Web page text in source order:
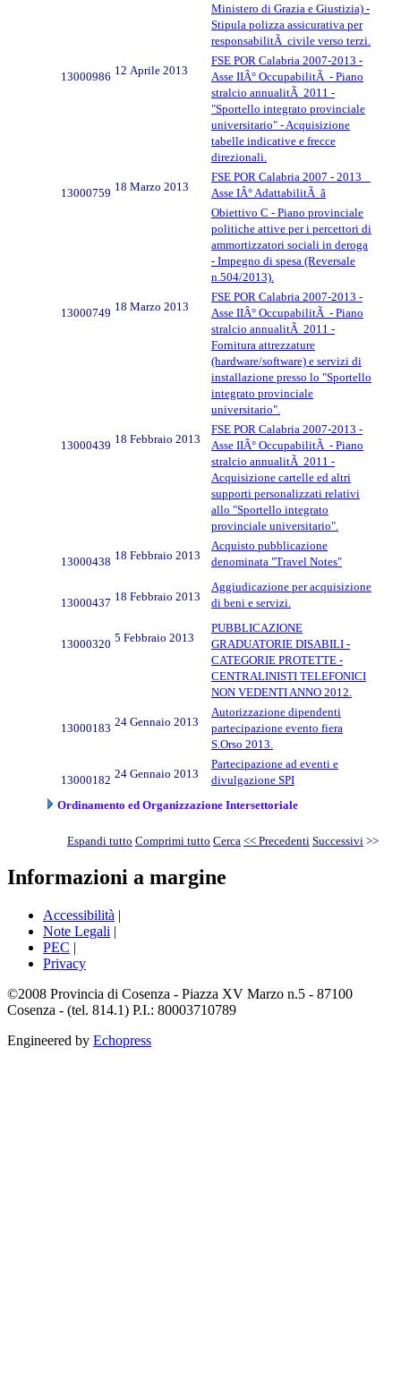
Ministero di Grazia e Giustizia) -
Stipula polizza assicurativa per
responsabilitÃ civile verso terzi.
13000986 12 Aprile 2013
FSE POR Calabria 2007-2013 -
Asse IIÂ° OccupabilitÃ - Piano
stralcio annualitÃ 2011 -
"Sportello integrato provinciale
universitario" - Acquisizione
tabelle indicative e frecce
direzionali.
13000759 18 Marzo 2013
FSE POR Calabria 2007 - 2013 _
Asse IÂ° AdattabilitÃ â
Obiettivo C - Piano provinciale
politiche attive per i percettori di
ammortizzatori sociali in deroga
- Impegno di spesa (Reversale
n.504/2013).
13000749 18 Marzo 2013
FSE POR Calabria 2007-2013 -
Asse IIÂ° OccupabilitÃ - Piano
stralcio annualitÃ 2011 -
Fornitura attrezzature
(hardware/software) e servizi di
installazione presso lo "Sportello
integrato provinciale
universitario".
13000439 18 Febbraio 2013
FSE POR Calabria 2007-2013 -
Asse IIÂ° OccupabilitÃ - Piano
stralcio annualitÃ 2011 -
Acquisizione cartelle ed altri
supporti personalizzati relativi
allo "Sportello integrato
provinciale universitario".
13000438 18 Febbraio 2013
Acquisto pubblicazione
denominata "Travel Notes"
13000437 18 Febbraio 2013
Aggiudicazione per acquisizione
di beni e servizi.
13000320 5 Febbraio 2013
PUBBLICAZIONE
GRADUATORIE DISABILI -
CATEGORIE PROTETTE -
CENTRALINISTI TELEFONICI
NON VEDENTI ANNO 2012.
13000183 24 Gennaio 2013
Autorizzazione dipendenti
partecipazione evento fiera
S.Orso 2013.
13000182 24 Gennaio 2013
Partecipazione ad eventi e
divulgazione SPI
Ordinamento ed Organizzazione Intersettoriale
Espandi tutto Comprimi tutto Cerca << Precedenti Successivi >>
Informazioni a margine
Accessibilità |
Note Legali |
PEC |
Privacy
©2008 Provincia di Cosenza - Piazza XV Marzo n.5 - 87100
Cosenza - (tel. 814.1) P.I.: 80003710789
Engineered by Echopress